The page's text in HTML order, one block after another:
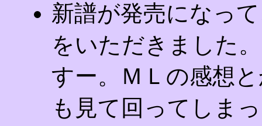
新譜が発売になっ
をいただきました
すー。ＭＬの感想
も見て回ってしま